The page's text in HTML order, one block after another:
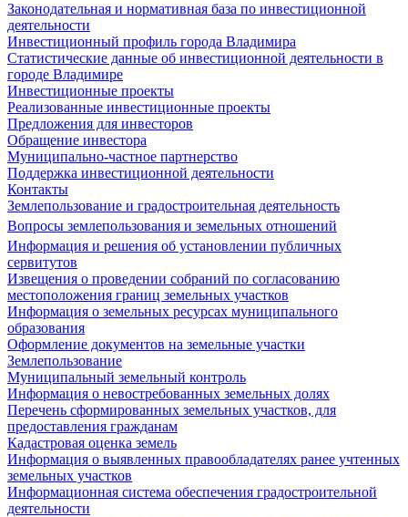
Законодательная и нормативная база по инвестиционной
деятельности
Инвестиционный профиль города Владимира
Статистические данные об инвестиционной деятельности в
городе Владимире
Инвестиционные проекты
Реализованные инвестиционные проекты
Предложения для инвесторов
Обращение инвестора
Муниципально-частное партнерство
Поддержка инвестиционной деятельности
Контакты
Землепользование и градостроительная деятельность
Вопросы землепользования и земельных отношений
Информация и решения об установлении публичных
сервитутов
Извещения о проведении собраний по согласованию
местоположения границ земельных участков
Информация о земельных ресурсах муниципального
образования
Оформление документов на земельные участки
Землепользование
Муниципальный земельный контроль
Информация о невостребованных земельных долях
Перечень сформированных земельных участков, для
предоставления гражданам
Кадастровая оценка земель
Информация о выявленных правообладателях ранее учтенных
земельных участков
Информационная система обеспечения градостроительной
деятельности